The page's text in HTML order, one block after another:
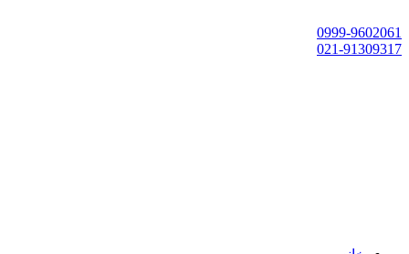
0999-9602061
021-91309317